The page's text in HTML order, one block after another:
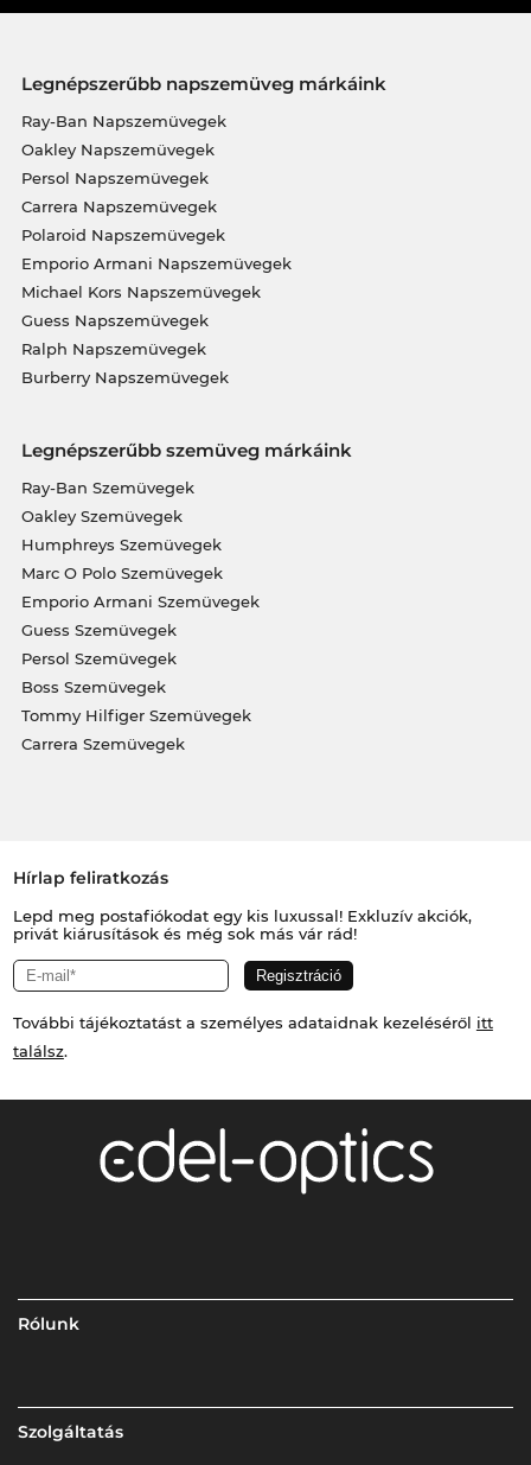
Legnépszerűbb napszemüveg márkáink
Ray-Ban Napszemüvegek
Oakley Napszemüvegek
Persol Napszemüvegek
Carrera Napszemüvegek
Polaroid Napszemüvegek
Emporio Armani Napszemüvegek
Michael Kors Napszemüvegek
Guess Napszemüvegek
Ralph Napszemüvegek
Burberry Napszemüvegek
Legnépszerűbb szemüveg márkáink
Ray-Ban Szemüvegek
Oakley Szemüvegek
Humphreys Szemüvegek
Marc O Polo Szemüvegek
Emporio Armani Szemüvegek
Guess Szemüvegek
Persol Szemüvegek
Boss Szemüvegek
Tommy Hilfiger Szemüvegek
Carrera Szemüvegek
Hírlap feliratkozás
Lepd meg postafiókodat egy kis luxussal! Exkluzív akciók,
privát kiárusítások és még sok más vár rád!
További tájékoztatást a személyes adataidnak kezeléséről itt
találsz.
Rólunk
Szolgáltatás